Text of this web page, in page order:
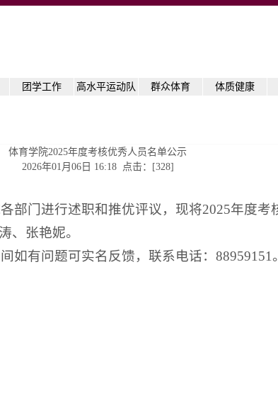
团学工作 高水平运动队 群众体育 体质健康
体育学院2025年度考核优秀人员名单公示
2026年01月06日 16:18 点击：[328]
部门进行述职和推优评议，现将2025年度考
、张艳妮。
有问题可实名反馈，联系电话：88959151。